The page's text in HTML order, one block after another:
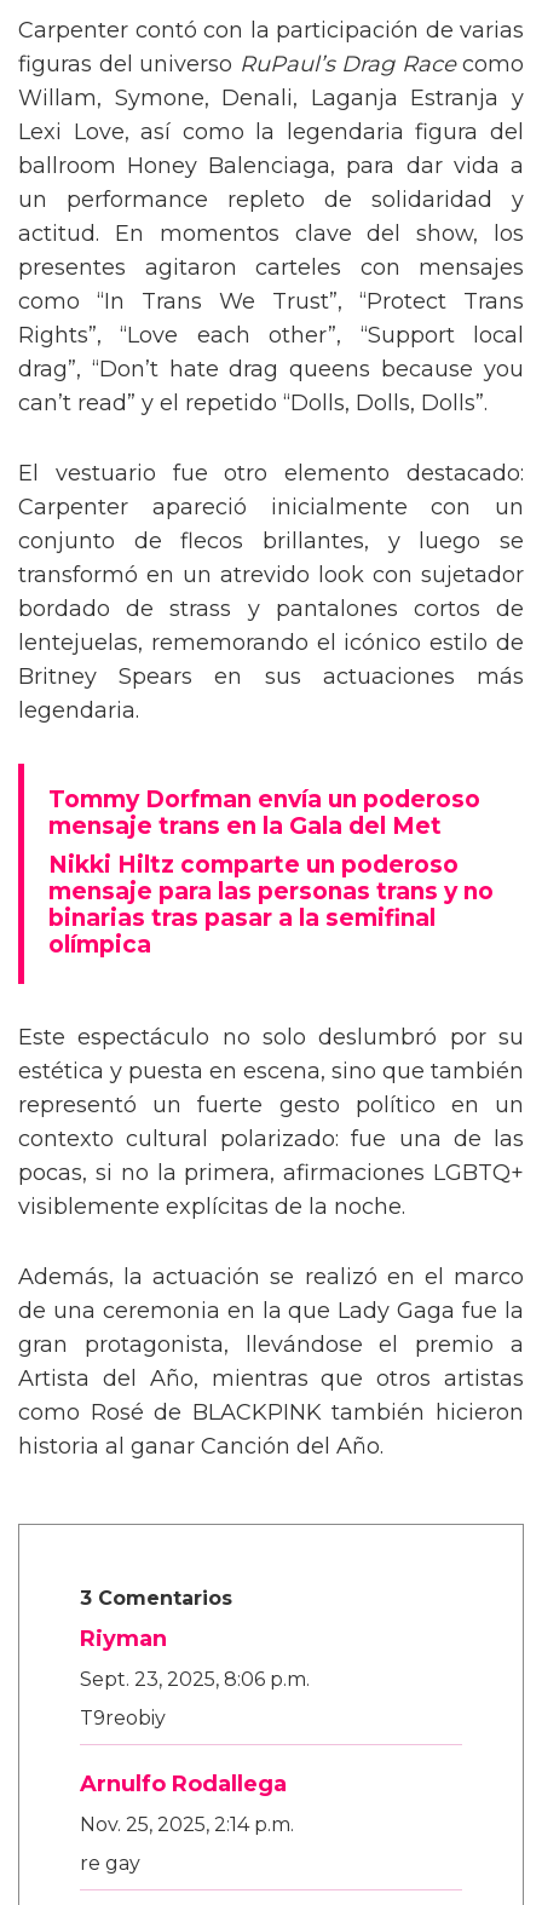
Carpenter contó con la participación de varias
figuras del universo RuPaul’s Drag Racecomo
Willam, Symone, Denali, Laganja Estranja y
Lexi Love, así como la legendaria figura del
ballroom Honey Balenciaga, para dar vida a
un performance repleto de solidaridad y
actitud. En momentos clave del show, los
presentes agitaron carteles con mensajes
como “In Trans We Trust”, “Protect Trans
Rights”, “Love each other”, “Support local
drag”, “Don’t hate drag queens because you
can’t read” y el repetido “Dolls, Dolls, Dolls”.
El vestuario fue otro elemento destacado:
Carpenter apareció inicialmente con un
conjunto de flecos brillantes, y luego se
transformó en un atrevido look con sujetador
bordado de strass y pantalones cortos de
lentejuelas, rememorando el icónico estilo de
Britney Spears en sus actuaciones más
legendaria.
Tommy Dorfman envía un poderoso
mensaje trans en la Gala del Met
Nikki Hiltz comparte un poderoso
mensaje para las personas trans y no
binarias tras pasar a la semifinal
olímpica
Este espectáculo no solo deslumbró por su
estética y puesta en escena, sino que también
representó un fuerte gesto político en un
contexto cultural polarizado: fue una de las
pocas, si no la primera, afirmaciones LGBTQ+
visiblemente explícitas de la noche.
Además, la actuación se realizó en el marco
de una ceremonia en la que Lady Gaga fue la
gran protagonista, llevándose el premio a
Artista del Año, mientras que otros artistas
como Rosé de BLACKPINK también hicieron
historia al ganar Canción del Año.
3 Comentarios
Riyman
Sept. 23, 2025, 8:06 p.m.
T9reobiy
Arnulfo Rodallega
Nov. 25, 2025, 2:14 p.m.
re gay